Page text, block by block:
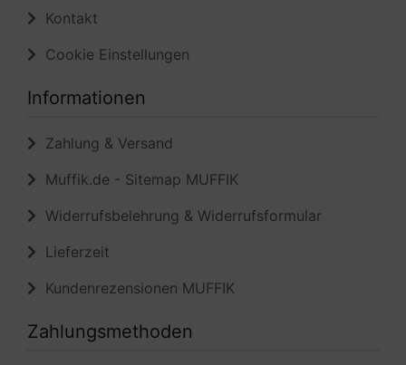
Kontakt
Cookie Einstellungen
Informationen
Zahlung & Versand
Muffik.de - Sitemap MUFFIK
Widerrufsbelehrung & Widerrufsformular
Lieferzeit
Kundenrezensionen MUFFIK
Zahlungsmethoden